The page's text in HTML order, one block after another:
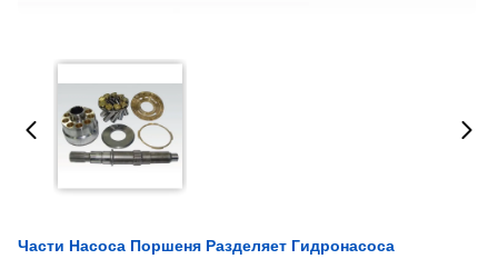
Части Насоса Поршеня Разделяет Гидронасоса